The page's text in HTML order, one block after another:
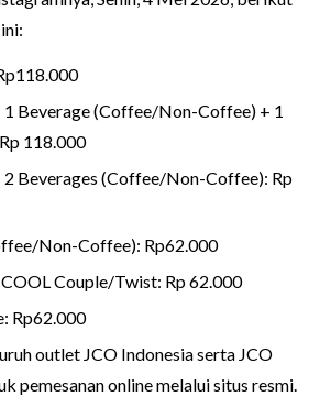
1 Beverage (Coffee/Non-Coffee) + 1
118.000
2 Beverages (Coffee/Non-Coffee): Rp
Non-Coffee): Rp62.000
Couple/Twist: Rp 62.000
Rp62.000
outlet JCO Indonesia serta JCO
pemesanan online melalui situs resmi.